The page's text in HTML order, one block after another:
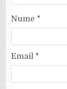
Nume *
Email *